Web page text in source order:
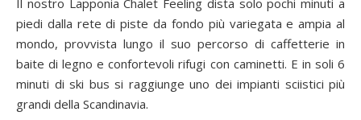
piedi dalla rete di piste da fondo più variegata e ampia al
mondo, provvista lungo il suo percorso di caffetterie in
baite di legno e confortevoli rifugi con caminetti. E in soli 6
minuti di ski bus si raggiunge uno dei impianti sciistici più
grandi della Scandinavia.